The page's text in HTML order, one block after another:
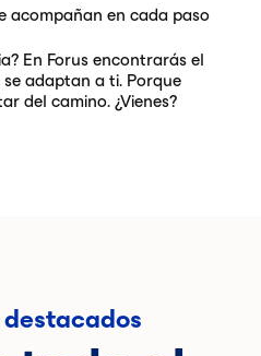
acompañan en cada paso
En Forus encontrarás el
adaptan a ti. Porque
del camino. ¿Vienes?